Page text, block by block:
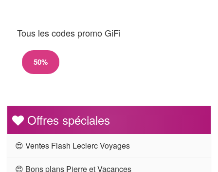
Tous les codes promo GiFi
50%
Offres spéciales
😍 Ventes Flash Leclerc Voyages
😍 Bons plans Pierre et Vacances